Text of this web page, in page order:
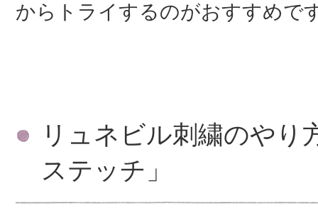
からトライするのがおすすめで
リュネビル刺繍のや
ステッチ」